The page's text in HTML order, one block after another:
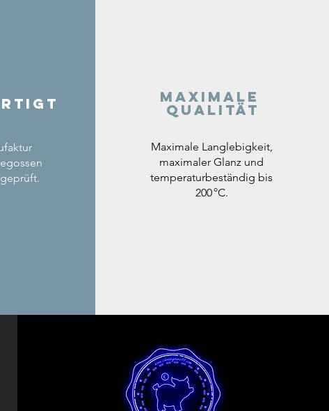
Maximale
Qualität
Maximale Langlebigkeit,
maximaler Glanz und
temperaturbeständig bis
200 °C.